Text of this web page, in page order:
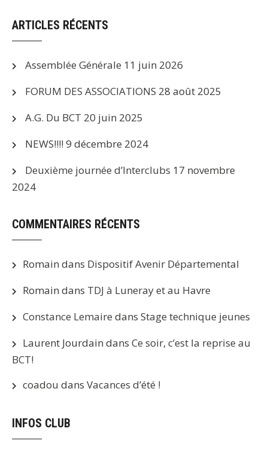
ARTICLES RÉCENTS
Assemblée Générale 11 juin 2026
FORUM DES ASSOCIATIONS 28 août 2025
A.G. Du BCT 20 juin 2025
NEWS!!!! 9 décembre 2024
Deuxième journée d’Interclubs 17 novembre
2024
COMMENTAIRES RÉCENTS
Romain dans Dispositif Avenir Départemental
Romain dans TDJ à Luneray et au Havre
Constance Lemaire dans Stage technique jeunes
Laurent Jourdain dans Ce soir, c’est la reprise au
BCT!
coadou dans Vacances d’été !
INFOS CLUB